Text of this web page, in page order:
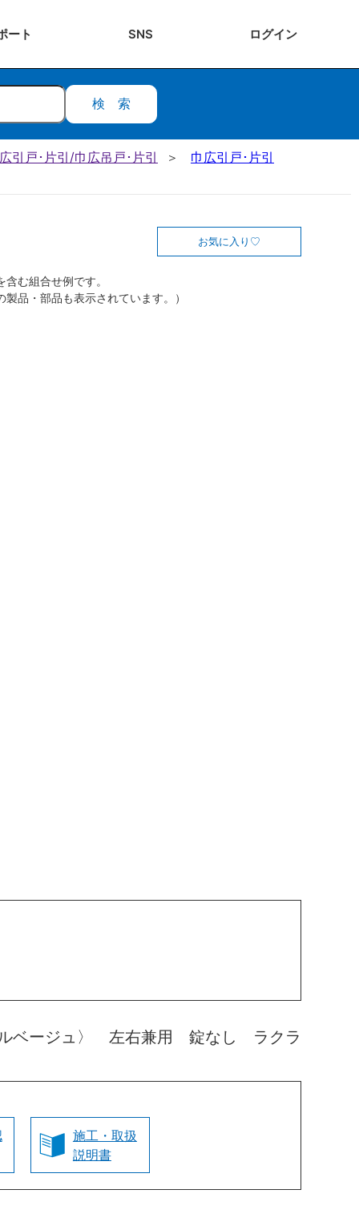
ート SNS ログイン
検索
引戸･片引/巾広吊戸･片引
巾広引戸･片引
お気に入り
む組合せ例です。
製品・部品も表示されています。）
ベージュ〉 左右兼用 錠なし ラクラ
施工・取扱
説明書